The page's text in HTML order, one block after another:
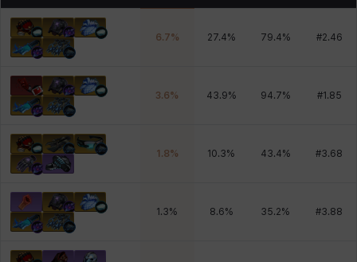
6.7% 27.4% 79.4% #2.46
3.6% 43.9% 94.7% #1.85
1.8% 10.3% 43.4% #3.68
1.3% 8.6% 35.2% #3.88